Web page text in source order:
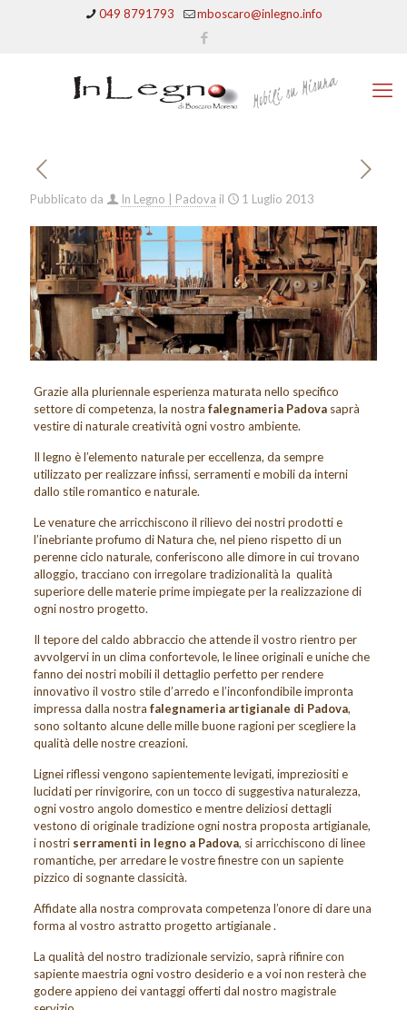
049 8791793 mboscaro@inlegno.info
Pubblicato da In Legno | Padova il 1 Luglio 2013
Grazie alla pluriennale esperienza maturata nello specifico
settore di competenza, la nostra falegnameria Padovasaprà
vestire di naturale creatività ogni vostro ambiente.
Il legno è l’elemento naturale per eccellenza, da sempre
utilizzato per realizzare infissi, serramenti e mobili da interni
dallo stile romantico e naturale.
Le venature che arricchiscono il rilievo dei nostri prodotti e
l’inebriante profumo di Natura che, nel pieno rispetto di un
perenne ciclo naturale, conferiscono alle dimore in cui trovano
alloggio, tracciano con irregolare tradizionalità la qualità
superiore delle materie prime impiegate per la realizzazione di
ogni nostro progetto.
Il tepore del caldo abbraccio che attende il vostro rientro per
avvolgervi in un clima confortevole, le linee originali e uniche che
fanno dei nostri mobili il dettaglio perfetto per rendere
innovativo il vostro stile d’arredo e l’inconfondibile impronta
impressa dalla nostra falegnameria artigianale di Padova,
sono soltanto alcune delle mille buone ragioni per scegliere la
qualità delle nostre creazioni.
Lignei riflessi vengono sapientemente levigati, impreziositi e
lucidati per rinvigorire, con un tocco di suggestiva naturalezza,
ogni vostro angolo domestico e mentre deliziosi dettagli
vestono di originale tradizione ogni nostra proposta artigianale,
i nostri serramenti in legno a Padova, si arricchiscono di linee
romantiche, per arredare le vostre finestre con un sapiente
pizzico di sognante classicità.
Affidate alla nostra comprovata competenza l’onore di dare una
forma al vostro astratto progetto artigianale .
La qualità del nostro tradizionale servizio, saprà rifinire con
sapiente maestria ogni vostro desiderio e a voi non resterà che
godere appieno dei vantaggi offerti dal nostro magistrale